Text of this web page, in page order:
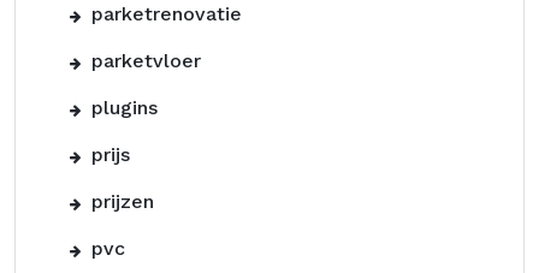
parketrenovatie
parketvloer
plugins
prijs
prijzen
pvc